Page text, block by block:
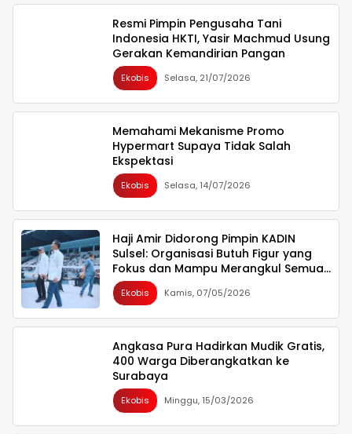
Resmi Pimpin Pengusaha Tani
Indonesia HKTI, Yasir Machmud Usung
Gerakan Kemandirian Pangan
Ekobis Selasa, 21/07/2026
Memahami Mekanisme Promo
Hypermart Supaya Tidak Salah
Ekspektasi
Ekobis Selasa, 14/07/2026
Haji Amir Didorong Pimpin KADIN
Sulsel: Organisasi Butuh Figur yang
Fokus dan Mampu Merangkul Semua
Pihak
Ekobis Kamis, 07/05/2026
Angkasa Pura Hadirkan Mudik Gratis,
400 Warga Diberangkatkan ke
Surabaya
Ekobis Minggu, 15/03/2026